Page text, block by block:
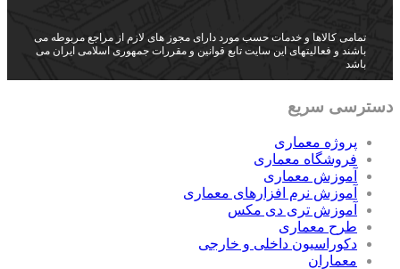
تمامی کالاها و خدمات حسب مورد دارای مجوز های لازم از مراجع مربوطه می
باشند و فعالیتهای این سایت تابع قوانین و مقررات جمهوری اسلامی ایران می
باشد
دسترسی سریع
پروژه معماری
فروشگاه معماری
آموزش معماری
آموزش نرم افزارهای معماری
آموزش تری دی مکس
طرح معماری
دکوراسیون داخلی و خارجی
معماران